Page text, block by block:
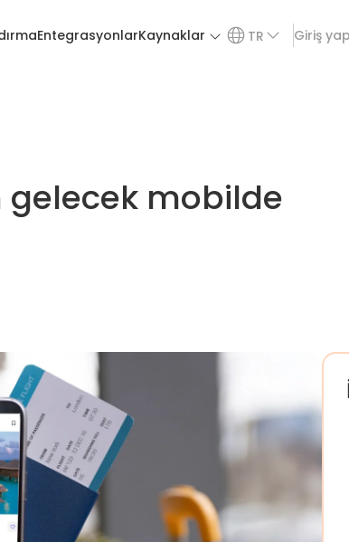
EntegrasyonlarKaynaklar TR Giriş
gelecek mobilde